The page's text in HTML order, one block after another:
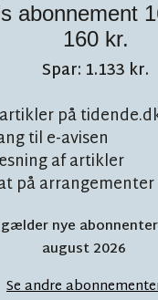
abonnement
160 kr.
Spar: 1.133 kr.
på
til e-avisen
af artikler
på arrangementer
nye
august 2026
Se andre
MIN.